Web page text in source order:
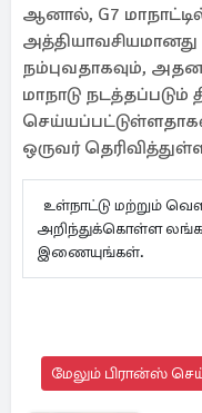
ஆனால், G7
நம்புவதாகவும்,
மாநாடு நடத்தப்படும்
ஒருவர்
உள்நாட்டு மற்றும்
அறிந்துக்கொள்ள
இணையுங்கள்.
மேலும் பிரான்ஸ்